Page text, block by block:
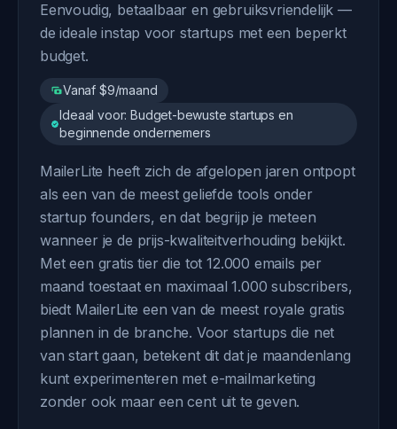
Eenvoudig, betaalbaar en gebruiksvriendelijk —
de ideale instap voor startups met een beperkt
budget.
Vanaf $9/maand
Ideaal voor: Budget-bewuste startups en
beginnende ondernemers
MailerLite heeft zich de afgelopen jaren ontpopt
als een van de meest geliefde tools onder
startup founders, en dat begrijp je meteen
wanneer je de prijs-kwaliteitverhouding bekijkt.
Met een gratis tier die tot 12.000 emails per
maand toestaat en maximaal 1.000 subscribers,
biedt MailerLite een van de meest royale gratis
plannen in de branche. Voor startups die net
van start gaan, betekent dit dat je maandenlang
kunt experimenteren met e-mailmarketing
zonder ook maar een cent uit te geven.